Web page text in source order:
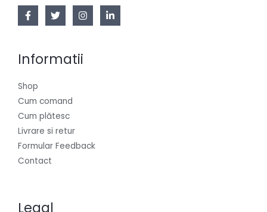
Informatii
Shop
Cum comand
Cum plătesc
Livrare si retur
Formular Feedback
Contact
Legal